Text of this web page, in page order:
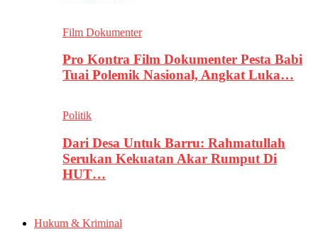
Film Dokumenter
Pro Kontra Film Dokumenter Pesta Babi
Tuai Polemik Nasional, Angkat Luka…
Politik
Dari Desa Untuk Barru: Rahmatullah
Serukan Kekuatan Akar Rumput Di
HUT…
Hukum & Kriminal